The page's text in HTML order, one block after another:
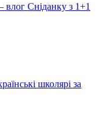
Сніданку з 1+1
школярі за